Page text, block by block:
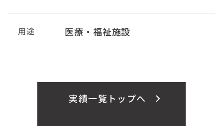
用途 医療・福祉施設
実績一覧トップへ